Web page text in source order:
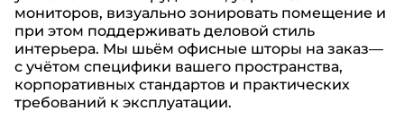
мониторов, визуально зонировать помещение и
при этом поддерживать деловой стиль
интерьера. Мы шьём офисные шторы на заказ—
с учётом специфики вашего пространства,
корпоративных стандартов и практических
требований к эксплуатации.